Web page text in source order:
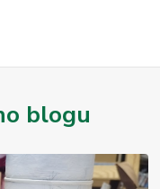
blogu